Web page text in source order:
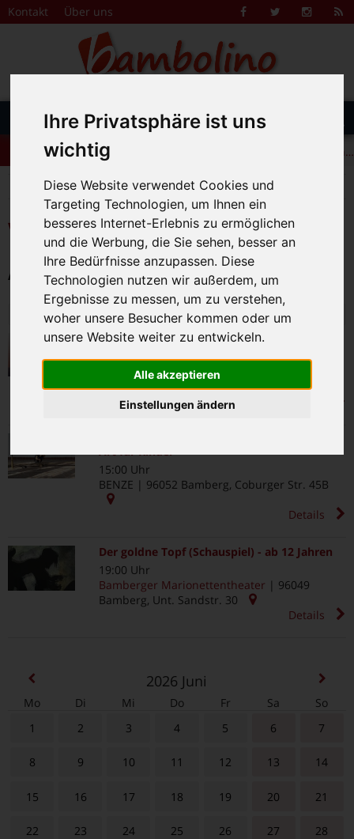
Ihre Privatsphäre ist uns
wichtig
Diese Website verwendet Cookies und
Targeting Technologien, um Ihnen ein
besseres Internet-Erlebnis zu ermöglichen
und die Werbung, die Sie sehen, besser an
Ihre Bedürfnisse anzupassen. Diese
Technologien nutzen wir außerdem, um
Ergebnisse zu messen, um zu verstehen,
woher unsere Besucher kommen oder um
unsere Website weiter zu entwickeln.
Alle akzeptieren
Einstellungen ändern
Zum Inhalt springen
Kontakt Über uns FacebookTwitter
Menü
nach:
+++ Leolingo: Englischcamp mit Muttersprachlern – auch in Bamberg! +++
Bambolino>Veranstaltungskalender
Veranstaltungskalender
Alle Veranstaltungen am 12.6.2026
Freitag, 12. Juni 2026
Spielmobil (6-14 Jahre)
15:00 Uhr
Spielplatz Domgrund|
Karmelitenplatz 2
15:00 Uhr
BENZE | 96052 Bamberg, Coburger Str. 45B
Details
Der goldne Topf (Schauspiel) - ab 12 Jahren
19:00 Uhr
Bamberger Marionettentheater | 96049
Bamberg, Unt. Sandstr. 30
Details
2026 Juni
Mo Di Mi Do Fr Sa
So
1
2 3 4 5 6 7
8 9 10 11 12 13 14
15 16 17 18 19 20 21
22 23 24 25 26 27 28